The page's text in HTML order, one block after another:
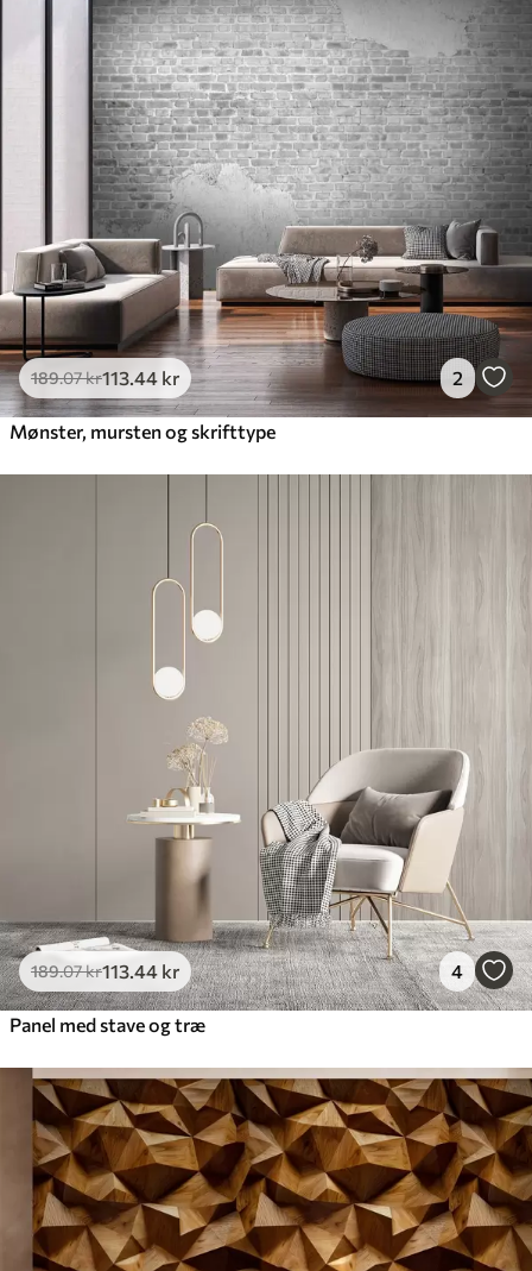
189.07kr113 .44 kr 2
Mønster, mursten og skrifttype
189.07kr113 .44 kr 4
Panel med stave og træ